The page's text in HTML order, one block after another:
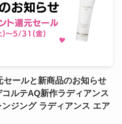
セールと新商品のお知らせ
コルテAQ新作ラディアンス
ジング ラディアンス エア